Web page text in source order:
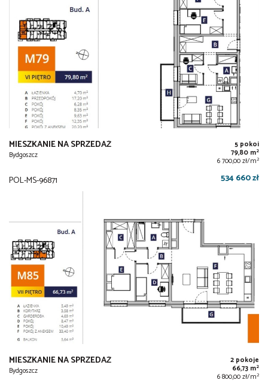
MIESZKANIE NA SPRZEDAŻ
Bydgoszcz
5 pokoi
79,80 m2
6 700,00 zł/m2
POL-MS-96871 534 660 zł
MIESZKANIE NA SPRZEDAŻ
Bydgoszcz
2 pokoje
66,73 m2
6 800,00 zł/m2